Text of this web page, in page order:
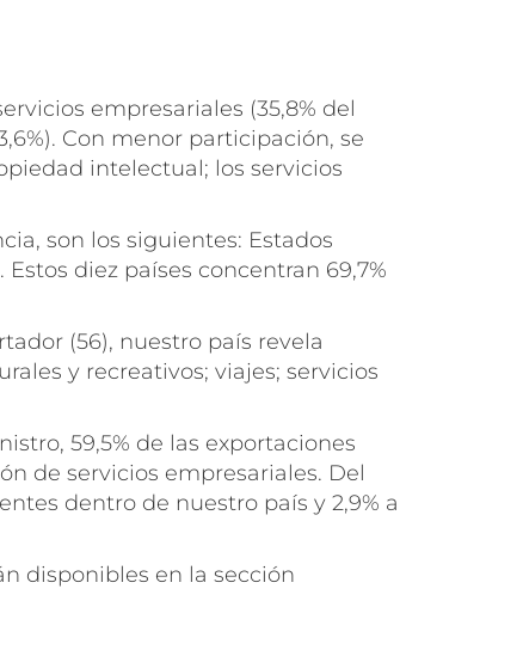
empresariales (35,8% del
Con menor participación, se
intelectual; los servicios
son los siguientes: Estados
diez países concentran 69,7%
(56), nuestro país revela
y recreativos; viajes; servicios
59,5% de las exportaciones
de servicios empresariales. Del
dentro de nuestro país y 2,9% a
disponibles en la sección